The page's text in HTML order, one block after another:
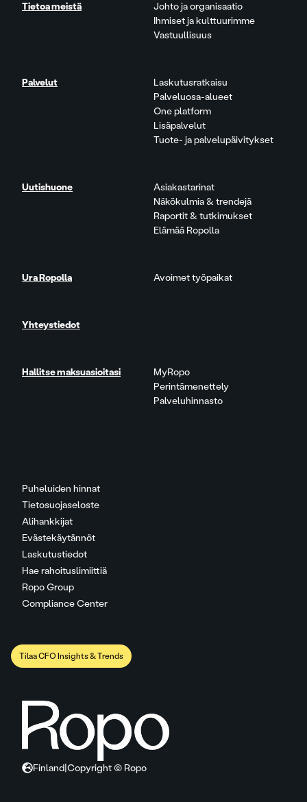
Puheluiden hinnat
Tietosuojaseloste
Alihankkijat
Evästekäytännöt
Laskutustiedot
Hae rahoituslimiittiä
Ropo Group
Compliance Center
Tietoa meistä
Johto ja organisaatio
Ihmiset ja kulttuurimme
Vastuullisuus
Palvelut
Laskutusratkaisu
Palveluosa-alueet
One platform
Lisäpalvelut
Tuote- ja palvelupäivitykset
Uutishuone
Asiakastarinat
Näkökulmia & trendejä
Raportit & tutkimukset
Elämää Ropolla
Ura Ropolla Avoimet työpaikat
Yhteystiedot
Hallitse maksuasioitasi
MyRopo
Perintämenettely
Palveluhinnasto
Tilaa CFO Insights & Trends
Finland Copyright © Ropo